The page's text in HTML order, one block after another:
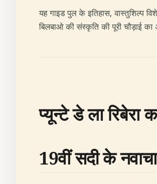
यह गाइड पुल के इतिहास, वास्तुशिल्प
बिलबाओ की संस्कृति की पूरी चौड़ाई
प्यून्टे डे ला रिबेरा
19वीं सदी के